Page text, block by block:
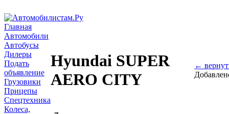
Главная
Автомобили
Автобусы
Дилеры
Подать
объявление
Грузовики
Прицепы
Спецтехника
Колеса,
Hyundai SUPER
AERO CITY
←